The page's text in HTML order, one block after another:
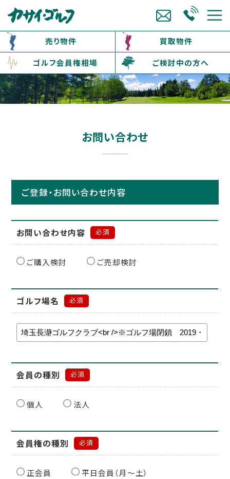
売り物件
買取物件
ゴルフ会員権相場
ご検討中の方へ
お問い合わせ
ご登録・お問い合わせ内容
お問い合わせ内容 必須
ご購入検討 ご売却検討
ゴルフ場名 必須
会員の種別 必須
個人 法人
会員権の種別 必須
正会員
平日会員（月〜土）